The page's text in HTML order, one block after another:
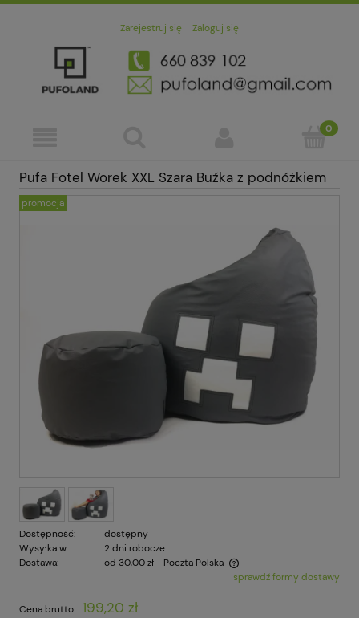
Zarejestruj się Zaloguj się
Pufa Fotel Worek XXL Szara Buźka z podnóżkiem
promocja
Dostępność:
dostępny
Wysyłka w:
2 dni robocze
Dostawa:
od 30,00 zł- Poczta Polska
Cena nie zawiera ewentualnych kosztów płatnościsprawdź formy dostawy
Cena brutto: 199,20 zł